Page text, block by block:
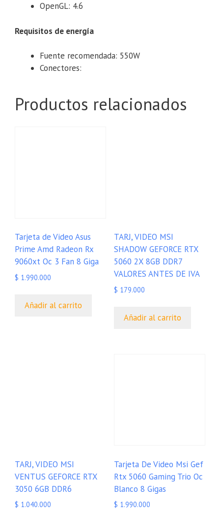
OpenGL: 4.6
Requisitos de energía
Fuente recomendada: 550W
Conectores:
Productos relacionados
Tarjeta de Video Asus
Prime Amd Radeon Rx
9060xt Oc 3 Fan 8 Giga
$ 1.990.000
Añadir al carrito
TARJ, VIDEO MSI
SHADOW GEFORCE RTX
5060 2X 8GB DDR7
VALORES ANTES DE IVA
$ 179.000
Añadir al carrito
TARJ, VIDEO MSI
VENTUS GEFORCE RTX
3050 6GB DDR6
$ 1.040.000
Tarjeta De Video Msi Gef
Rtx 5060 Gaming Trio Oc
Blanco 8 Gigas
$ 1.990.000